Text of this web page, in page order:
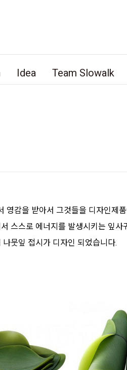
Idea Team Slowalk
영감을 받아서 그것들을 디자인제
스스로 에너지를 발생시키는 잎
뭇잎 접시가 디자인 되었습니다.